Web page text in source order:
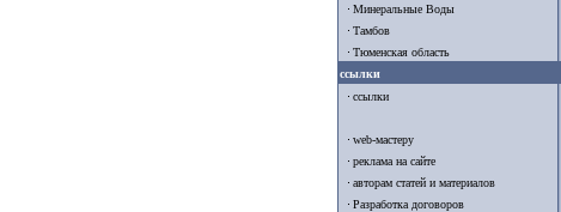
Минеральные Воды
Тамбов
Тюменская область
ссылки
ссылки
web-мастеру
реклама на сайте
авторам статей и материалов
Разработка договоров